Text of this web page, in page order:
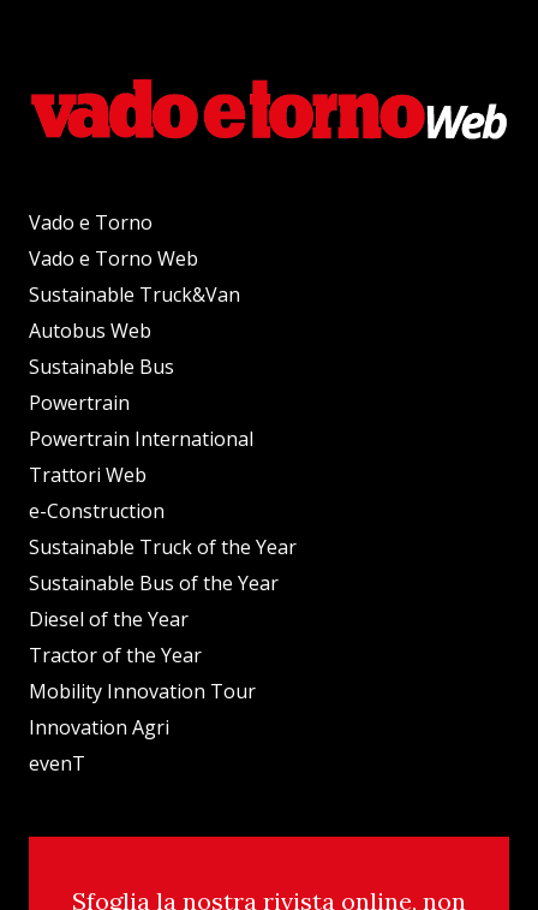
Vado e Torno
Vado e Torno Web
Sustainable Truck&Van
Autobus Web
Sustainable Bus
Powertrain
Powertrain International
Trattori Web
e-Construction
Sustainable Truck of the Year
Sustainable Bus of the Year
Diesel of the Year
Tractor of the Year
Mobility Innovation Tour
Innovation Agri
evenT
Sfoglia la nostra rivista online, non